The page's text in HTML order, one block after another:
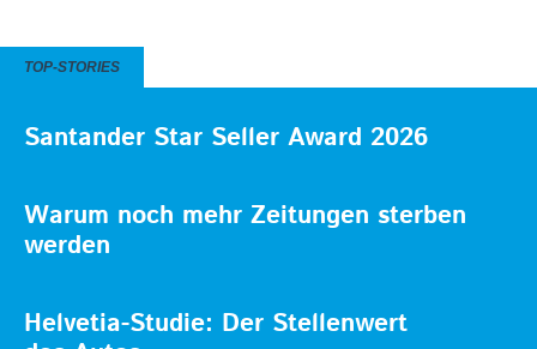
TOP-STORIES
Santander Star Seller Award 2026
Warum noch mehr Zeitungen sterben
werden
Helvetia-Studie: Der Stellenwert